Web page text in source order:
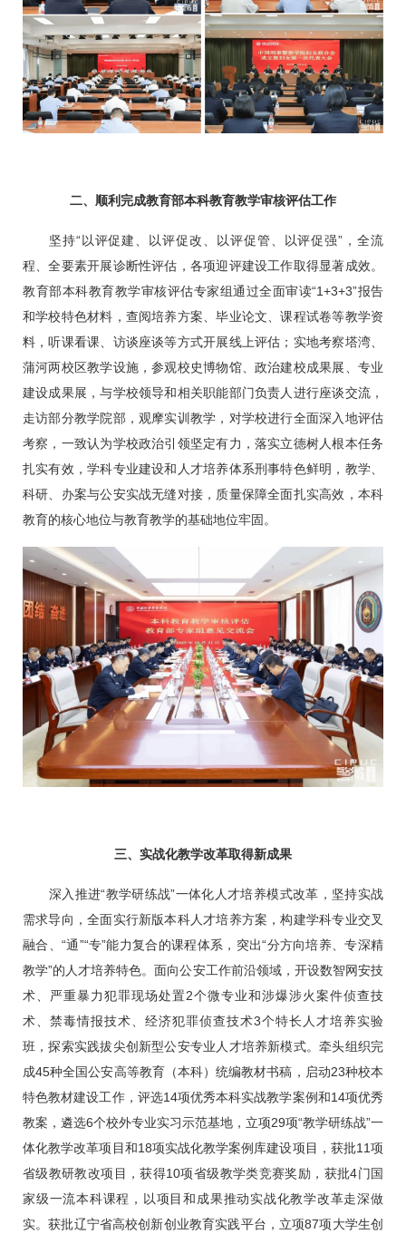
二、顺利完成教育部本科教育教学审核评估工作
坚持“以评促建、以评促改、以评促管、以评促强”，全流
程、全要素开展诊断性评估，各项迎评建设工作取得显著成效。
教育部本科教育教学审核评估专家组通过全面审读“1+3+3”报告
和学校特色材料，查阅培养方案、毕业论文、课程试卷等教学资
料，听课看课、访谈座谈等方式开展线上评估；实地考察塔湾、
蒲河两校区教学设施，参观校史博物馆、政治建校成果展、专业
建设成果展，与学校领导和相关职能部门负责人进行座谈交流，
走访部分教学院部，观摩实训教学，对学校进行全面深入地评估
考察，一致认为学校政治引领坚定有力，落实立德树人根本任务
扎实有效，学科专业建设和人才培养体系刑事特色鲜明，教学、
科研、办案与公安实战无缝对接，质量保障全面扎实高效，本科
教育的核心地位与教育教学的基础地位牢固。
三、实战化教学改革取得新成果
深入推进“教学研练战”一体化人才培养模式改革，坚持实战
需求导向，全面实行新版本科人才培养方案，构建学科专业交叉
融合、“通”“专”能力复合的课程体系，突出“分方向培养、专深精
教学”的人才培养特色。面向公安工作前沿领域，开设数智网安技
术、严重暴力犯罪现场处置2个微专业和涉爆涉火案件侦查技
术、禁毒情报技术、经济犯罪侦查技术3个特长人才培养实验
班，探索实践拔尖创新型公安专业人才培养新模式。牵头组织完
成45种全国公安高等教育（本科）统编教材书稿，启动23种校本
特色教材建设工作，评选14项优秀本科实战教学案例和14项优秀
教案，遴选6个校外专业实习示范基地，立项29项“教学研练战”一
体化教学改革项目和18项实战化教学案例库建设项目，获批11项
省级教研教改项目，获得10项省级教学类竞赛奖励，获批4门国
家级一流本科课程，以项目和成果推动实战化教学改革走深做
实。获批辽宁省高校创新创业教育实践平台，立项87项大学生创